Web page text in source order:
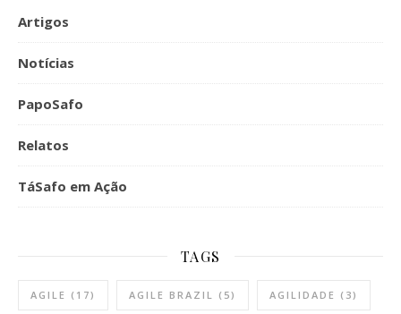
Artigos
Notícias
PapoSafo
Relatos
TáSafo em Ação
TAGS
AGILE (17) AGILE BRAZIL (5) AGILIDADE (3)